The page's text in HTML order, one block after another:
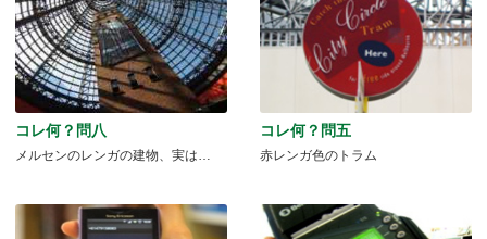
コレ何？問八
メルセンのレンガの建物、実は…
コレ何？問五
赤レンガ色のトラム